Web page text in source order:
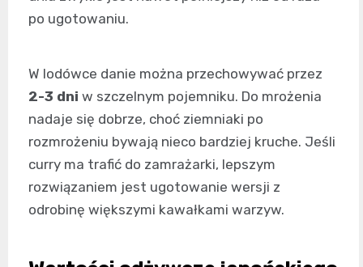
po ugotowaniu.
W lodówce danie można przechowywać przez
2-3 dni w szczelnym pojemniku. Do mrożenia
nadaje się dobrze, choć ziemniaki po
rozmrożeniu bywają nieco bardziej kruche. Jeśli
curry ma trafić do zamrażarki, lepszym
rozwiązaniem jest ugotowanie wersji z
odrobinę większymi kawałkami warzyw.